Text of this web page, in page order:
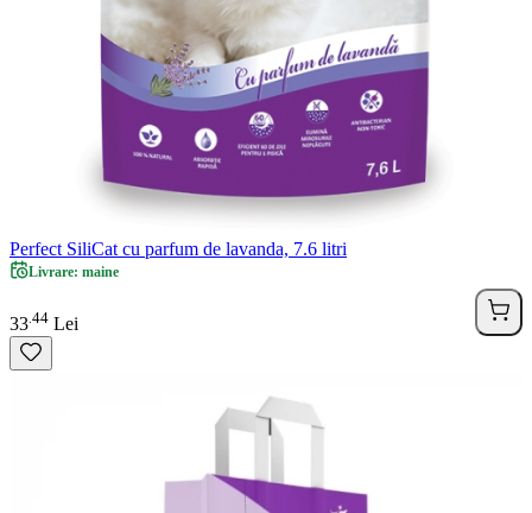
Perfect SiliCat cu parfum de lavanda, 7.6 litri
Livrare: maine
33 44 Lei